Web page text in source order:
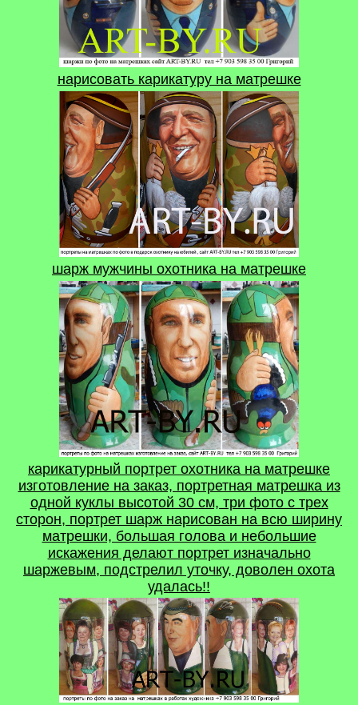
нарисовать карикатуру на матрешке
шарж мужчины охотника на матрешке
карикатурный портрет охотника на матрешке
изготовление на заказ, портретная матрешка из
одной куклы высотой 30 см, три фото с трех
сторон, портрет шарж нарисован на всю ширину
матрешки, большая голова и небольшие
искажения делают портрет изначально
шаржевым, подстрелил уточку, доволен охота
удалась!!